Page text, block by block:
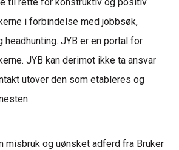
i forbindelse med jobbsøk,
JYB er en portal for
JYB kan derimot ikke ta ansvar
utover den som etableres og
misbruk og uønsket adferd fra Bruker